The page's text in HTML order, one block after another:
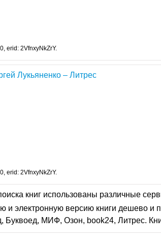
erid: 2VfnxyNkZrY.
Лукьяненко – Литрес
erid: 2VfnxyNkZrY.
книг использованы различные
электронную версию книги дешево и
Буквоед, МИФ, Озон, book24, Литрес.